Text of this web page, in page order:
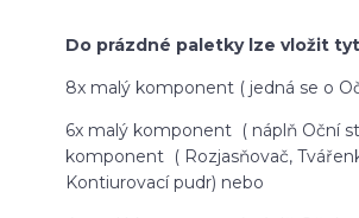
Do prázdné paletky lze vložit
8x malý komponent ( jedná se o
6x malý komponent ( náplň Oční
komponent ( Rozjasňovač,
Kontiurovací pudr) nebo